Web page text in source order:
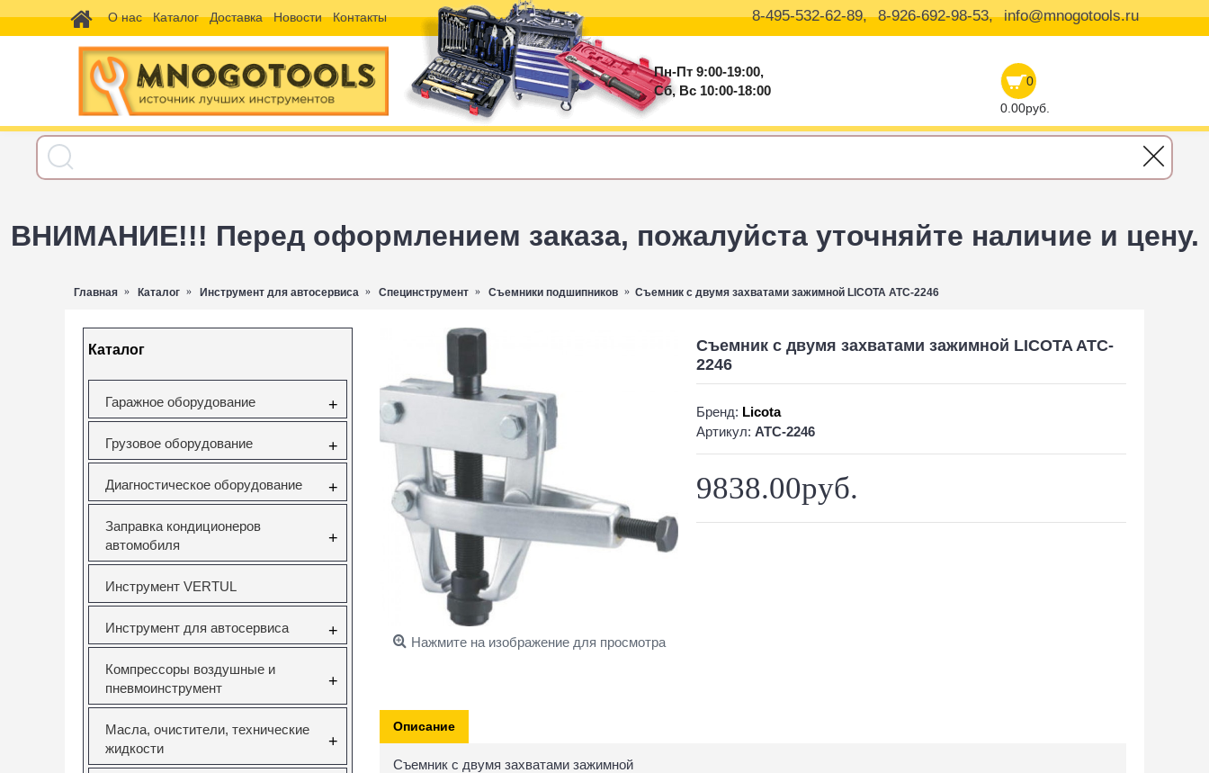
О нас Каталог Доставка Новости Контакты 8-495-532-62-89, 8-926-692-98-53, info@mnogotools.ru
Пн-Пт 9:00-19:00,
Сб, Вс 10:00-18:00
0
0.00руб.
ВНИМАНИЕ!!! Перед оформлением заказа, пожалуйста уточняйте наличие и цену.
Главная Каталог Инструмент для автосервиса Специнструмент Съемники подшипников Съемник с двумя захватами зажимной LICOTA ATC-2246
Каталог
Гаражное оборудование +
Грузовое оборудование +
Диагностическое оборудование +
Заправка кондиционеров
автомобиля
+
Инструмент VERTUL
Инструмент для автосервиса +
Компрессоры воздушные и
пневмоинструмент
+
Масла, очистители, технические
жидкости
+
Нажмите на изображение для просмотра
Съемник с двумя захватами зажимной LICOTA ATC-
2246
Бренд: Licota
Артикул: ATC-2246
9838.00руб.
Описание
Съемник с двумя захватами зажимной